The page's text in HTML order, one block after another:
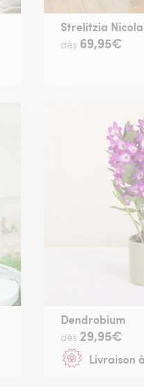
Strelitzia
dès 69,95€
Dendrobium
dès 29,95€
Livraison